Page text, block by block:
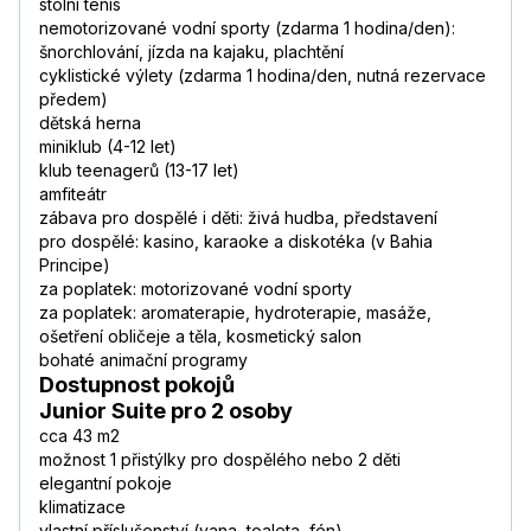
stolní tenis
nemotorizované vodní sporty (zdarma 1 hodina/den):
šnorchlování, jízda na kajaku, plachtění
cyklistické výlety (zdarma 1 hodina/den, nutná rezervace
předem)
dětská herna
miniklub (4-12 let)
klub teenagerů (13-17 let)
amfiteátr
zábava pro dospělé i děti: živá hudba, představení
pro dospělé: kasino, karaoke a diskotéka (v Bahia
Principe)
za poplatek: motorizované vodní sporty
za poplatek: aromaterapie, hydroterapie, masáže,
ošetření obličeje a těla, kosmetický salon
bohaté animační programy
Dostupnost pokojů
Junior Suite pro 2 osoby
cca 43 m2
možnost 1 přistýlky pro dospělého nebo 2 děti
elegantní pokoje
klimatizace